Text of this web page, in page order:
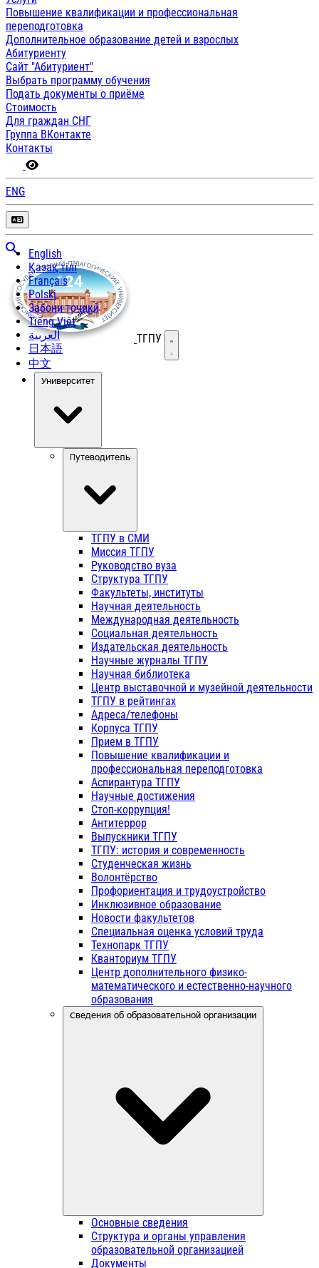
Повышение квалификации и профессиональная
переподготовка
Дополнительное образование детей и взрослых
Абитуриенту
Сайт "Абитуриент"
Выбрать программу обучения
Подать документы о приёме
Стоимость
Для граждан СНГ
Группа ВКонтакте
Контакты
ENG
English
Қазақ тілі
Français
Polski
Забони тоҷикӣ
Tiếng Việt
العربية
日本語
中文
ТГПУ Открыть меню
Университет
Путеводитель
ТГПУ в СМИ
Миссия ТГПУ
Руководство вуза
Структура ТГПУ
Факультеты, институты
Научная деятельность
Международная деятельность
Социальная деятельность
Издательская деятельность
Научные журналы ТГПУ
Научная библиотека
Центр выставочной и музейной деятельности
ТГПУ в рейтингах
Адреса/телефоны
Корпуса ТГПУ
Прием в ТГПУ
Повышение квалификации и
профессиональная переподготовка
Аспирантура ТГПУ
Научные достижения
Стоп-коррупция!
Антитеррор
Выпускники ТГПУ
ТГПУ: история и современность
Студенческая жизнь
Волонтёрство
Профориентация и трудоустройство
Инклюзивное образование
Новости факультетов
Специальная оценка условий труда
Технопарк ТГПУ
Кванториум ТГПУ
Центр дополнительного физико-
математического и естественно-научного
образования
Сведения об образовательной организации
Основные сведения
Структура и органы управления
образовательной организацией
Документы